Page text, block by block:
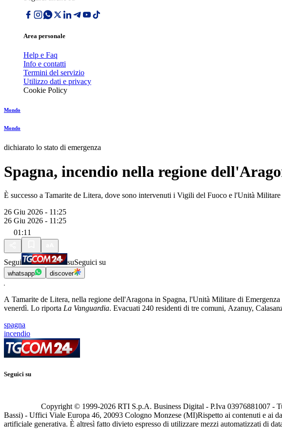
Area personale
Help e Faq
Info e contatti
Termini del servizio
Utilizzo dati e privacy
Cookie Policy
Mondo
Mondo
dichiarato lo stato di emergenza
Spagna, incendio nella regione
È successo a Tamarite de Litera, dove sono intervenuti i Vigili del Fuoco e l'Unità Militare
26 Giu 2026 - 11:25
26 Giu 2026 - 11:25
01:11
Segui suSeguici su
whatsapp discover
A Tamarite de Litera, nella regione dell'Aragona in Spagna, l'Unità Militare di
venerdì. Lo riporta La Vanguardia. Evacuati 240 residenti di tre comuni, Azanuy,
spagna
incendio
Seguici su
Copyright © 1999-2026 RTI S.p.A. Business Digital - P.Iva 03976881007 -
Bassi) - Uffici Viale Europa 46, 20093 Cologno Monzese (MI)Rispetto ai contenuti e ai
artificiale generativa. È altresì fatto divieto espresso di utilizzare mezzi automatizzati di